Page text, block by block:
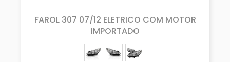
FAROL 307 07/12 ELETRICO COM MOTOR
IMPORTADO
ESQUERDO (MOTORISTA)
DIREITO (PASSAGEIRO)
PAR